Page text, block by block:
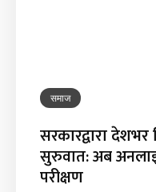
समाज
सरकारद्वारा
सुरुवात: अब
परीक्षण